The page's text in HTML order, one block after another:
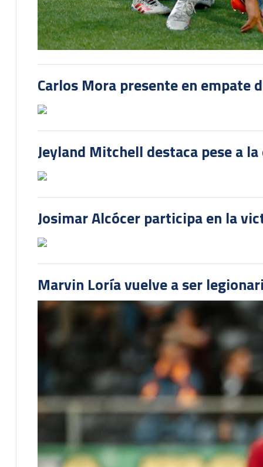
Carlos Mora presente en empate
Jeyland Mitchell destaca pese a
Josimar Alcócer participa en la
Marvin Loría vuelve a ser